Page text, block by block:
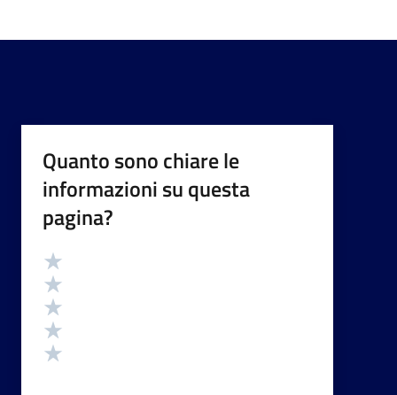
Quanto sono chiare le
informazioni su questa
pagina?
Valutazione